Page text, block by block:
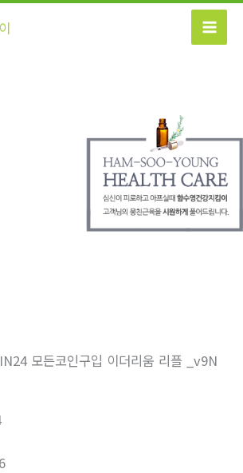
모든코인구입 이더리움 리플 _v9N